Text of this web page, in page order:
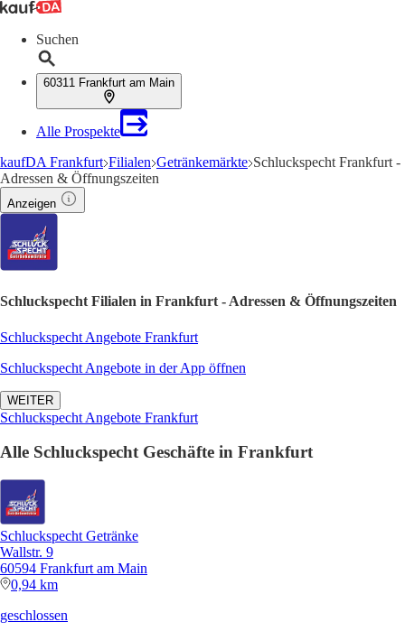
Suchen
60311 Frankfurt am Main
Alle Prospekte
kaufDA Frankfurt Filialen Getränkemärkte Schluckspecht Frankfurt -
Adressen & Öffnungszeiten
Anzeigen
Schluckspecht Filialen in Frankfurt - Adressen & Öffnungszeiten
Schluckspecht Angebote Frankfurt
Schluckspecht Angebote in der App öffnen
WEITER
Schluckspecht Angebote Frankfurt
Alle Schluckspecht Geschäfte in Frankfurt
Schluckspecht Getränke
Wallstr. 9
60594 Frankfurt am Main
0,94 km
geschlossen